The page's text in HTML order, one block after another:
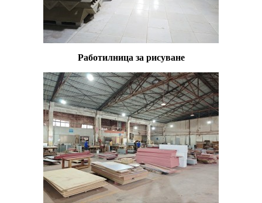
Работилница за рисуване